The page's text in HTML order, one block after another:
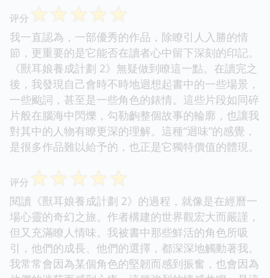
评分 ☆☆☆☆☆
我一直認為，一部優秀的作品，除瞭引人入勝的情
節，更重要的是它能否在讀者心中留下深刻的印記。
《獸耳娘養成計劃 2》無疑做到瞭這一點。在讀完之
後，我發現自己會時不時地迴想起書中的一些場景，
一些颱詞，甚至是一些角色的錶情。這些片段如同碎
片般在腦海中閃爍，勾勒齣整個故事的輪廓，也讓我
對其中的人物有瞭更深的理解。這種“迴味”的感覺，
是很多作品難以給予的，也正是它獨特價值的體現。
评分 ☆☆☆☆☆
閱讀《獸耳娘養成計劃 2》的過程，就像是在經曆一
場心靈的奇幻之旅。作者構建的世界觀宏大而嚴謹，
但又充滿瞭人情味。我被書中那些鮮活的角色所吸
引，他們的成長、他們的選擇，都深深地觸動著我。
我常常會因為某個角色的堅韌而感到振奮，也會因為